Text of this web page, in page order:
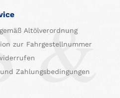
Altölverordnung
zur Fahrgestellnummer
Zahlungsbedingungen